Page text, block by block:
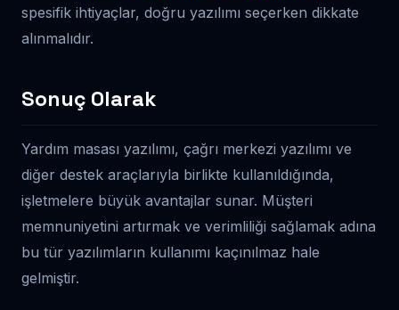
spesifik ihtiyaçlar, doğru yazılımı seçerken dikkate
alınmalıdır.
Sonuç Olarak
Yardım masası yazılımı, çağrı merkezi yazılımı ve
diğer destek araçlarıyla birlikte kullanıldığında,
işletmelere büyük avantajlar sunar. Müşteri
memnuniyetini artırmak ve verimliliği sağlamak adına
bu tür yazılımların kullanımı kaçınılmaz hale
gelmiştir.